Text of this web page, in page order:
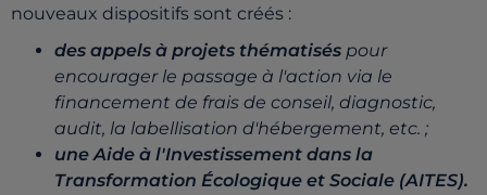
nouveaux dispositifs sont créés :
des appels à projets thématisés pour
encourager le passage à l'action via le
financement de frais de conseil, diagnostic,
audit, la labellisation d'hébergement, etc. ;
une Aide à l'Investissement dans la
Transformation Écologique et Sociale (AITES).